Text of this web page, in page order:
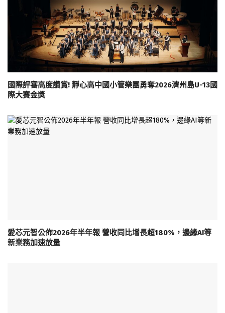
國際評審高度讚賞! 靜心高中國小管樂團勇奪2026濟州島U-13國
際大賽金獎
愛芯元智公佈2026年半年報 營收同比增長超180%，邊緣AI等
新業務加速放量